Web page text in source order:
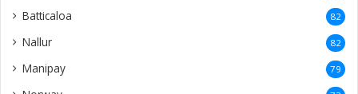
Batticaloa 82
Nallur 82
Manipay 79